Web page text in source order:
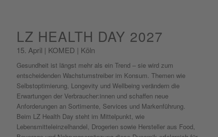
LZ HEALTH DAY 2027
15. April | KOMED | Köln
Gesundheit ist längst mehr als ein Trend – sie wird zum
entscheidenden Wachstumstreiber im Konsum. Themen wie
Selbstoptimierung, Longevity und Wellbeing verändern die
Erwartungen der Verbraucher:innen und schaffen neue
Anforderungen an Sortimente, Services und Markenführung.
Beim LZ Health Day steht im Mittelpunkt, wie
Lebensmitteleinzelhandel, Drogerien sowie Hersteller aus Food,